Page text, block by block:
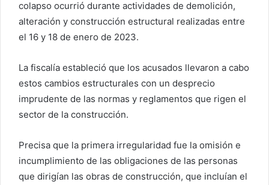
colapso ocurrió durante actividades de demolición,
alteración y construcción estructural realizadas entre
el 16 y 18 de enero de 2023.
La fiscalía estableció que los acusados ​​llevaron a cabo
estos cambios estructurales con un desprecio
imprudente de las normas y reglamentos que rigen el
sector de la construcción.
Precisa que la primera irregularidad fue la omisión e
incumplimiento de las obligaciones de las personas
que dirigían las obras de construcción, que incluían el